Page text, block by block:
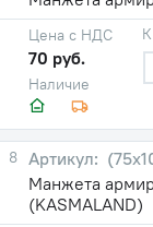
Наличие
Цена с НДС
70 руб.
8
Манжета
(KASMALAND)